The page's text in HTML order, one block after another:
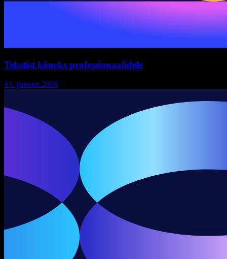
Tekstist kõneks professionaalidele
13. jaanuar 2026